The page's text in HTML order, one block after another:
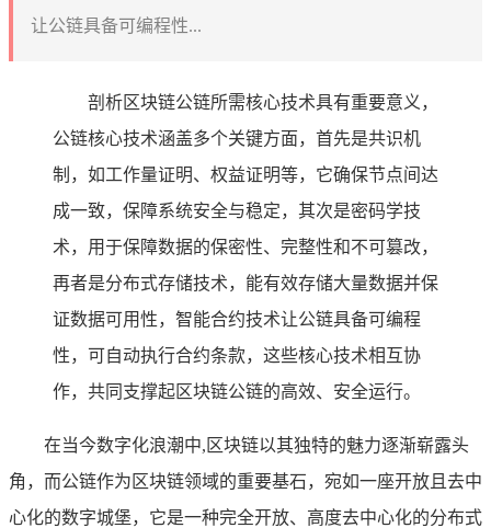
让公链具备可编程性...
剖析区块链公链所需核心技术具有重要意义，
公链核心技术涵盖多个关键方面，首先是共识机
制，如工作量证明、权益证明等，它确保节点间达
成一致，保障系统安全与稳定，其次是密码学技
术，用于保障数据的保密性、完整性和不可篡改，
再者是分布式存储技术，能有效存储大量数据并保
证数据可用性，智能合约技术让公链具备可编程
性，可自动执行合约条款，这些核心技术相互协
作，共同支撑起区块链公链的高效、安全运行。
在当今数字化浪潮中,区块链以其独特的魅力逐渐崭露头
角，而公链作为区块链领域的重要基石，宛如一座开放且去中
心化的数字城堡，它是一种完全开放、高度去中心化的分布式